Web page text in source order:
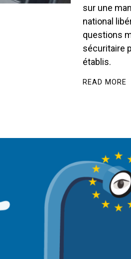
sur une
national
questions
sécuritaire
établis.
READ MORE